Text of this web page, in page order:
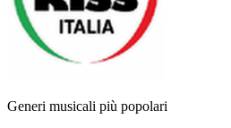
Generi musicali più popolari